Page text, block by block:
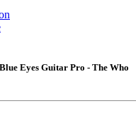
Eyes Guitar Pro - The Who